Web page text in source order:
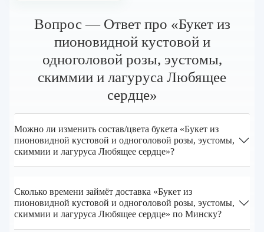
Вопрос — Ответ про «Букет из
пионовидной кустовой и
одноголовой розы, эустомы,
скиммии и лагуруса Любящее
сердце»
Можно ли изменить состав/цвета букета «Букет из
пионовидной кустовой и одноголовой розы, эустомы,
скиммии и лагуруса Любящее сердце»?
Сколько времени займёт доставка «Букет из
пионовидной кустовой и одноголовой розы, эустомы,
скиммии и лагуруса Любящее сердце» по Минску?